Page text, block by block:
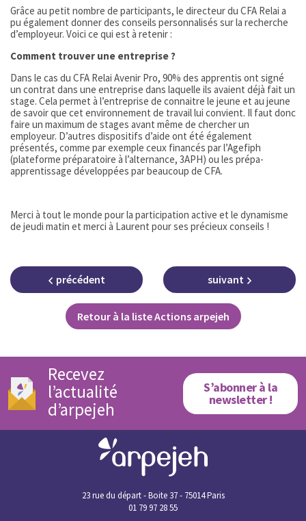
Grâce au petit nombre de participants, le directeur du CFA Relai a
pu également donner des conseils personnalisés sur la recherche
d’employeur. Voici ce qui est à retenir :
Comment trouver une entreprise ?
Dans le cas du CFA Relai Avenir Pro, 90% des apprentis ont signé
un contrat dans une entreprise dans laquelle ils avaient déjà fait un
stage. Cela permet à l’entreprise de connaitre le jeune et au jeune
de savoir que cet environnement de travail lui convient. Il faut donc
faire un maximum de stages avant même de chercher un
employeur. D’autres dispositifs d’aide ont été également
présentés, comme par exemple ceux financés par l’Agefiph
(plateforme préparatoire à l’alternance, 3APH) ou les prépa-
apprentissage développées par beaucoup de CFA.
Merci à tout le monde pour la participation active et le dynamisme
de jeudi matin et merci à Laurent pour ses précieux conseils !
précédent
Retour à la liste Actions arpejeh
suivant
Recevez
l’actualité
d’arpejeh
S’abonner à la
newsletter !
23 rue du départ - Boite 37 - 75014 Paris
01 79 97 28 55